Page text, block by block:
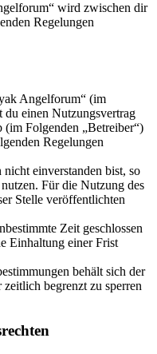
wird zwischen dir
Regelungen
Angelforum“ (im
du einen Nutzungsvertrag
(im Folgenden „Betreiber“)
Regelungen
einverstanden bist, so
Für die Nutzung des
Stelle veröffentlichten
Zeit geschlossen
Einhaltung einer Frist
behält sich der
begrenzt zu sperren